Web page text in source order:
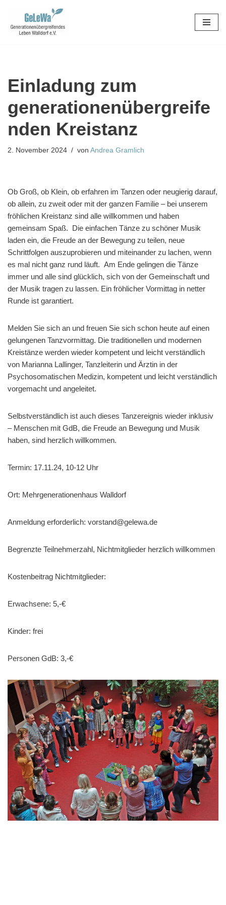
Zum
Einladung zum
generationenübergreife
nden Kreistanz
2. November 2024 von Andrea Gramlich
Ob Groß, ob Klein, ob erfahren im Tanzen oder neugierig darauf,
ob allein, zu zweit oder mit der ganzen Familie – bei unserem
fröhlichen Kreistanz sind alle willkommen und haben
gemeinsam Spaß. Die einfachen Tänze zu schöner Musik
laden ein, die Freude an der Bewegung zu teilen, neue
Schrittfolgen auszuprobieren und miteinander zu lachen, wenn
es mal nicht ganz rund läuft. Am Ende gelingen die Tänze
immer und alle sind glücklich, sich von der Gemeinschaft und
der Musik tragen zu lassen. Ein fröhlicher Vormittag in netter
Runde ist garantiert.
Melden Sie sich an und freuen Sie sich schon heute auf einen
gelungenen Tanzvormittag. Die traditionellen und modernen
Kreistänze werden wieder kompetent und leicht verständlich
von Marianna Lallinger, Tanzleiterin und Ärztin in der
Psychosomatischen Medizin, kompetent und leicht verständlich
vorgemacht und angeleitet.
Selbstverständlich ist auch dieses Tanzereignis wieder inklusiv
– Menschen mit GdB, die Freude an Bewegung und Musik
haben, sind herzlich willkommen.
Termin: 17.11.24, 10-12 Uhr
Ort: Mehrgenerationenhaus Walldorf
Anmeldung erforderlich: vorstand@gelewa.de
Begrenzte Teilnehmerzahl, Nichtmitglieder herzlich willkommen
Kostenbeitrag Nichtmitglieder:
Erwachsene: 5,-€
Kinder: frei
Personen GdB: 3,-€